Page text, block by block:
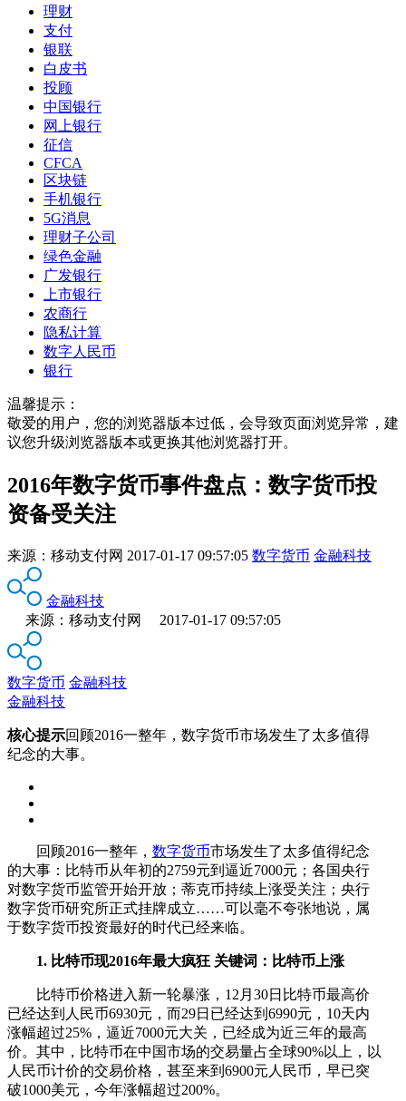
理财
支付
银联
白皮书
投顾
中国银行
网上银行
征信
CFCA
区块链
手机银行
5G消息
理财子公司
绿色金融
广发银行
上市银行
农商行
隐私计算
数字人民币
银行
温馨提示：
敬爱的用户，您的浏览器版本过低，会导致页面浏览异常，建
议您升级浏览器版本或更换其他浏览器打开。
2016年数字货币事件盘点：数字货币投
资备受关注
来源： 移动支付网 2017-01-17 09:57:05 数字货币 金融科技
金融科技
来源：移动支付网 2017-01-17 09:57:05
数字货币 金融科技
金融科技
核心提示回顾2016一整年，数字货币市场发生了太多值得
纪念的大事。
回顾2016一整年， 数字货币市场发生了太多值得纪念
的大事：比特币从年初的2759元到逼近7000元；各国央行
对数字货币监管开始开放；蒂克币持续上涨受关注；央行
数字货币研究所正式挂牌成立……可以毫不夸张地说，属
于数字货币投资最好的时代已经来临。
1. 比特币现2016年最大疯狂 关键词：比特币上涨
比特币价格进入新一轮暴涨，12月30日比特币最高价
已经达到人民币6930元，而29日已经达到6990元，10天内
涨幅超过25%，逼近7000元大关，已经成为近三年的最高
价。其中，比特币在中国市场的交易量占全球90%以上，以
人民币计价的交易价格，甚至来到6900元人民币，早已突
破1000美元，今年涨幅超过200%。